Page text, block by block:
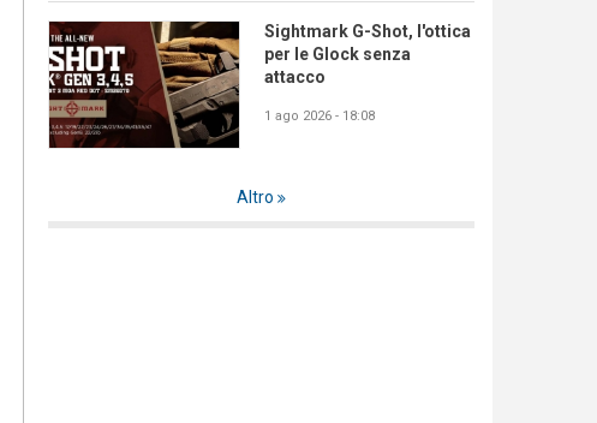
Sightmark G-Shot, l'ottica
per le Glock senza
attacco
1 ago 2026 - 18:08
Altro